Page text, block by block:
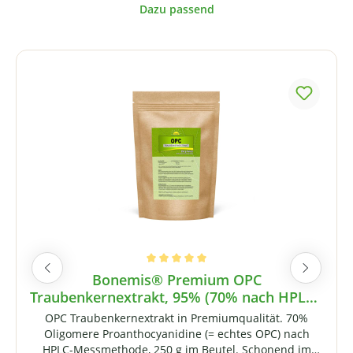
Produktgalerie überspringen
Durchschnittliche Bewertung von 5 von 5 Sternen
Bonemis® Premium OPC
Traubenkernextrakt, 95% (70% nach HPLC),
250 g im Beutel
OPC Traubenkernextrakt in Premiumqualität. 70%
Oligomere Proanthocyanidine (= echtes OPC) nach
HPLC-Messmethode, 250 g im Beutel. Schonend im